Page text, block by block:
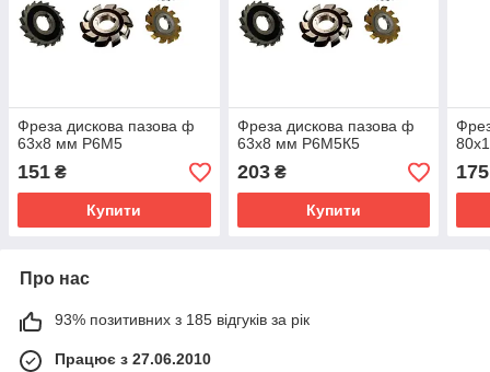
Фреза дискова пазова ф
63х8 мм Р6М5
151 ₴
Купити
Фреза дискова пазова ф
63х8 мм Р6М5К5
203₴
Купити
175
Про нас
93% позитивних з 185 відгуків за рік
Працює з 27.06.2010